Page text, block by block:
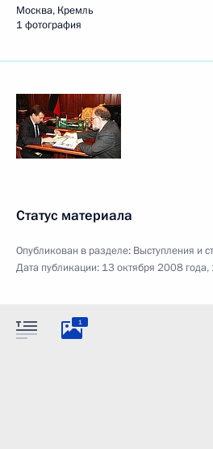
Москва, Кремль
1 фотография
Статус материала
Опубликован в разделе: Выступления и
Дата публикации: 13 октября 2008
1